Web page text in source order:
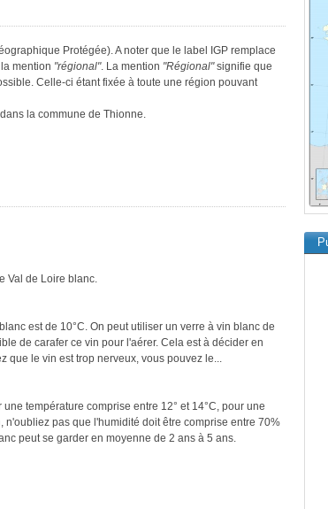
Protégée). A noter que le label IGP remplace
mention "régional". La mention "Régional"signifie que
Celle-ci étant fixée à toute une région pouvant
la commune de Thionne.
Val de Loire blanc.
est de 10°C. On peut utiliser un verre à vin blanc de
de carafer ce vin pour l'aérer. Cela est à décider en
que le vin est trop nerveux, vous pouvez le...
température comprise entre 12° et 14°C, pour une
pas que l'humidité doit être comprise entre 70%
peut se garder en moyenne de 2 ans à 5 ans.